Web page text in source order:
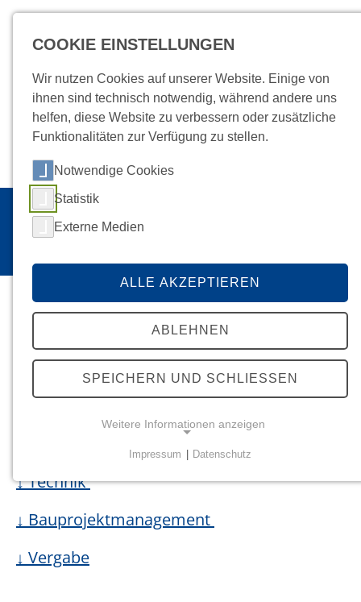
Jobs Anfahrt
Startseite Unternehmen
ANSPRECHPARTNER
Ansprechpartner
↓ Geschäftsführung
↓ Technik
↓ Bauprojektmanagement
↓ Vergabe
COOKIE EINSTELLUNGEN
Wir nutzen Cookies auf unserer Website. Einige von
ihnen sind technisch notwendig, während andere uns
helfen, diese Website zu verbessern oder zusätzliche
Funktionalitäten zur Verfügung zu stellen.
Notwendige Cookies
Statistik
Externe Medien
ALLE AKZEPTIEREN
ABLEHNEN
SPEICHERN UND SCHLIESSEN
Weitere Informationen anzeigen
Notwendige Cookies ermöglichen grundlegende
Funktionen und sind für die einwandfreie Funktion
der Website erforderlich.
Einverständnis-Cookie
Impressum Datenschutz